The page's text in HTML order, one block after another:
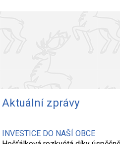
Aktuální zprávy
INVESTICE DO NAŠÍ OBCE